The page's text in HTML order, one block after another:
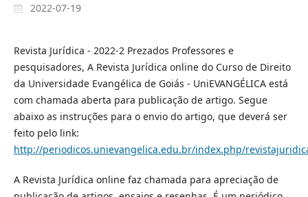
2022-07-19
Revista Jurídica - 2022-2 Prezados Professores e
pesquisadores, A Revista Jurídica online do Curso de Direito
da Universidade Evangélica de Goiás - UniEVANGÉLICA está
com chamada aberta para publicação de artigo. Segue
abaixo as instruções para o envio do artigo, que deverá ser
feito pelo link:
http://periodicos.unievangelica.edu.br/index.php/
A Revista Jurídica online faz chamada para apreciação de